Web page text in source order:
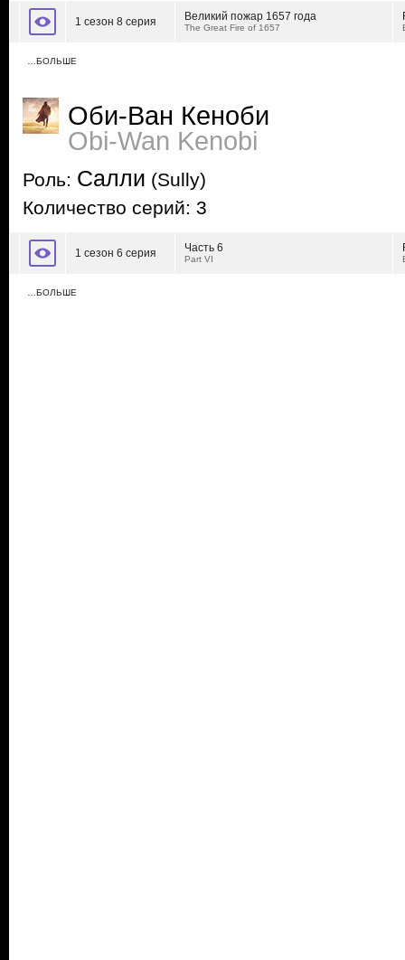
1 сезон 8 серия Великий пожар 1657 года
The Great Fire of 1657
…БОЛЬШЕ
Оби-Ван Кеноби
Obi-Wan Kenobi
Роль: Салли (Sully)
Количество серий: 3
1 сезон 6 серия Часть 6
Part VI
…БОЛЬШЕ